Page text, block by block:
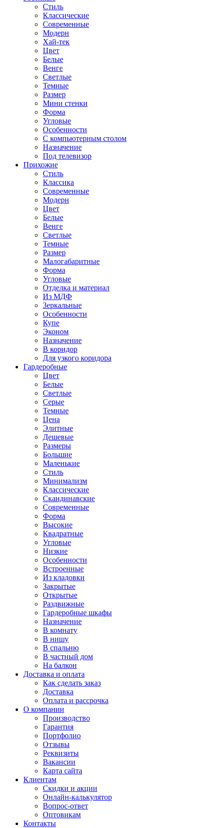
Стиль
Классические
Современные
Модерн
Хай-тек
Цвет
Белые
Венге
Светлые
Темные
Размер
Мини стенки
Форма
Угловые
Особенности
С компьютерным столом
Назначение
Под телевизор
Прихожие
Стиль
Классика
Современные
Модерн
Цвет
Белые
Венге
Светлые
Темные
Размер
Малогабаритные
Форма
Угловые
Отделка и материал
Из МДФ
Зеркальные
Особенности
Купе
Эконом
Назначение
В коридор
Для узкого коридора
Гардеробные
Цвет
Белые
Светлые
Серые
Темные
Цена
Элитные
Дешевые
Размеры
Большие
Маленькие
Стиль
Минимализм
Классические
Скандинавские
Современные
Форма
Высокие
Квадратные
Угловые
Низкие
Особенности
Встроенные
Из кладовки
Закрытые
Открытые
Раздвижные
Гардеробные шкафы
Назначение
В комнату
В нишу
В спальню
В частный дом
На балкон
Доставка и оплата
Как сделать заказ
Доставка
Оплата и рассрочка
О компании
Производство
Гарантия
Портфолио
Отзывы
Реквизиты
Вакансии
Карта сайта
Клиентам
Скидки и акции
Онлайн-калькулятор
Вопрос-ответ
Оптовикам
Контакты